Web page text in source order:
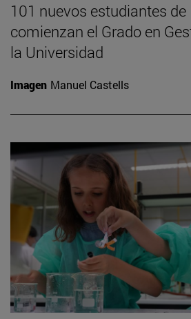
101 nuevos estudiantes de
comienzan el Grado en
la Universidad
Imagen Manuel Castells